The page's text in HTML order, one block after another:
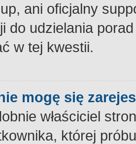
ani oficjalny
do udzielania
w tej kwestii.
mogę się
właściciel
której